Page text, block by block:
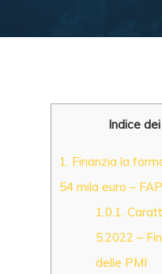
Indice
1. Finanzia la
54 mila euro –
1.0.1.
5.2022 –
delle PMI